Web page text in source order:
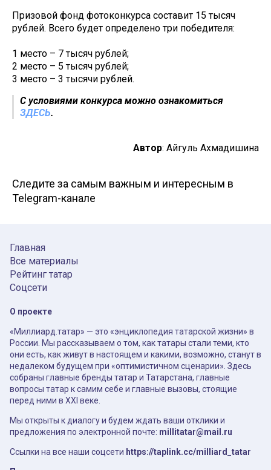
Призовой фонд фотоконкурса составит 15 тысяч
рублей. Всего будет определено три победителя:
1 место – 7 тысяч рублей;
2 место – 5 тысяч рублей;
3 место – 3 тысячи рублей.
С условиями конкурса можно ознакомиться
ЗДЕСЬ.
Автор: Айгуль Ахмадишина
Следите за самым важным и интересным в
Telegram-канале
Главная
Все материалы
Рейтинг татар
Соцсети
О проекте
«Миллиард.татар» — это «энциклопедия татарской жизни» в
России. Мы рассказываем о том, как татары стали теми, кто
они есть, как живут в настоящем и какими, возможно, станут в
недалеком будущем при «оптимистичном сценарии». Здесь
собраны главные бренды татар и Татарстана, главные
вопросы татар к самим себе и главные вызовы, стоящие
перед ними в XXI веке.
Мы открыты к диалогу и будем ждать ваши отклики и
предложения по электронной почте: millitatar@mail.ru
Ссылки на все наши соцсети https://taplink.cc/milliard_tatar